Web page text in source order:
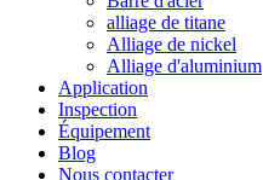
alliage de titane
Alliage de nickel
Alliage d'aluminium
Application
Inspection
Équipement
Blog
Nous contacter